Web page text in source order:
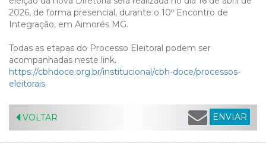
2026, de forma presencial, durante o 10º Encontro de
Integração, em Aimorés MG.
Todas as etapas do Processo Eleitoral podem ser
acompanhadas neste link.
https://cbhdoce.org.br/institucional/cbh-doce/processos-
eleitorais
VOLTAR ENVIAR